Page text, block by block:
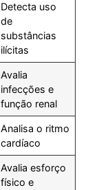
Detecta uso
de
substâncias
ilícitas
Avalia
infecções e
função renal
Analisa o ritmo
cardíaco
Avalia esforço
físico e